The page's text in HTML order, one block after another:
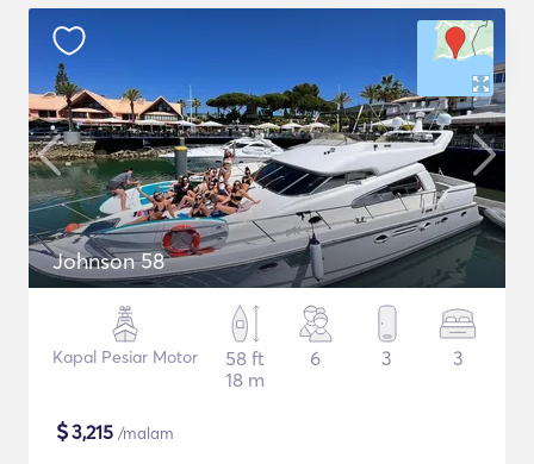
Johnson 58
Kapal Pesiar Motor
58 ft
18 m
6 3 3
$3,215 /malam